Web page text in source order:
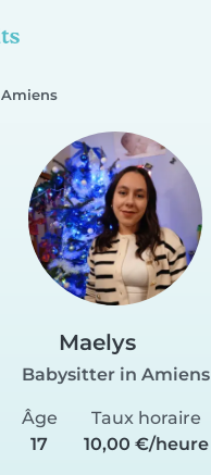
Maelys
Babysitter in Amiens
Âge
17
Taux horaire
10,00 €/heure